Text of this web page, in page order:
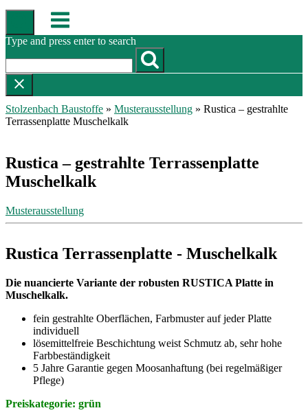
Skip
content
Menu
Type and press enter to search
Stolzenbach Baustoffe » Musterausstellung » Rustica – gestrahlte
Terrassenplatte Muschelkalk
Rustica – gestrahlte Terrassenplatte
Muschelkalk
Musterausstellung
Rustica Terrassenplatte - Muschelkalk
Die nuancierte Variante der robusten RUSTICA Platte in
Muschelkalk.
fein gestrahlte Oberflächen, Farbmuster auf jeder Platte
individuell
lösemittelfreie Beschichtung weist Schmutz ab, sehr hohe
Farbbeständigkeit
5 Jahre Garantie gegen Moosanhaftung (bei regelmäßiger
Pflege)
Preiskategorie: grün